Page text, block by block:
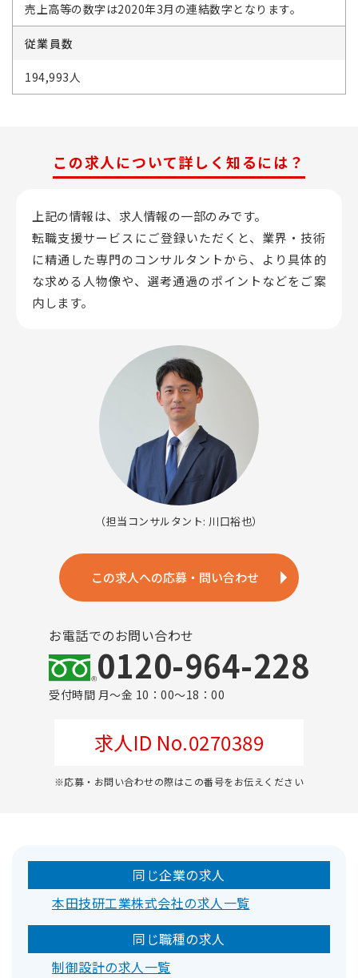
売上高等の数字は2020年3月の連結数字となります。
従業員数
194,993人
この求人について詳しく知るには？
上記の情報は、求人情報の一部のみです。
転職支援サービスにご登録いただくと、業界・技術
に精通した専門のコンサルタントから、 より具体的
な求める人物像や、選考通過のポイントなどをご案
内します。
（担当コンサルタント: 川口裕也）
この求人への応募・問い合わせ
お電話でのお問い合わせ
0120-964-228
受付時間 月～金 10：00～18：00
求人ID No.0270389
※応募・お問い合わせの際はこの番号をお伝えください
同じ企業の求人
本田技研工業株式会社の求人一覧
同じ職種の求人
制御設計の求人一覧